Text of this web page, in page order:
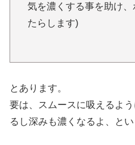
気を濃くする事を助け
たらします)
とあります。
要は、スムースに吸えるよ
るし深みも濃くなるよ、とい